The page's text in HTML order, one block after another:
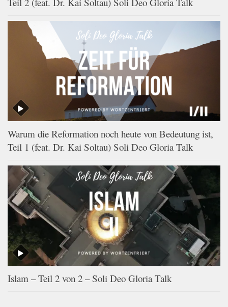
Warum die Reformation noch heute von Bedeutung ist,
Teil 1 (feat. Dr. Kai Soltau) Soli Deo Gloria Talk
Islam – Teil 2 von 2 – Soli Deo Gloria Talk